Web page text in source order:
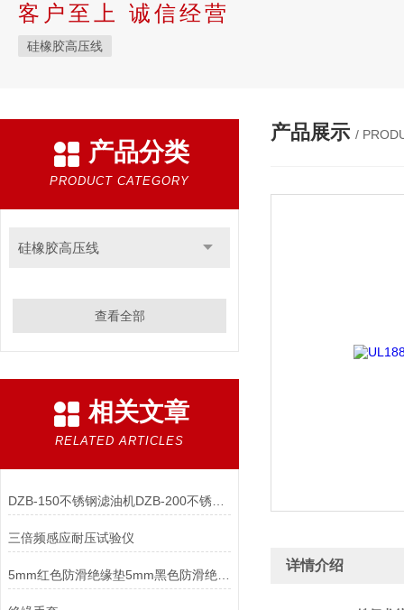
客户至上 诚信经营
硅橡胶高压线
产品分类
PRODUCT CATEGORY
硅橡胶高压线
查看全部
相关文章
RELATED ARTICLES
三倍频感应耐压试验仪
产品展示 /
详情介绍